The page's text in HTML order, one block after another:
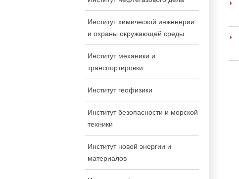
Институт химической инженерии
и охраны окружающей среды
Институт механики и
транспортировки
Институт геофизики
Институт безопасности и морской
техники
Институт новой энергии и
материалов